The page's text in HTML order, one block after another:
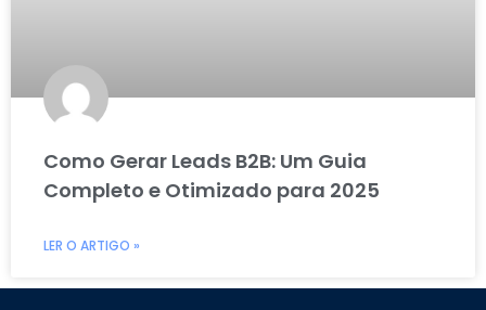
Como Gerar Leads B2B: Um Guia
Completo e Otimizado para 2025
LER O ARTIGO »